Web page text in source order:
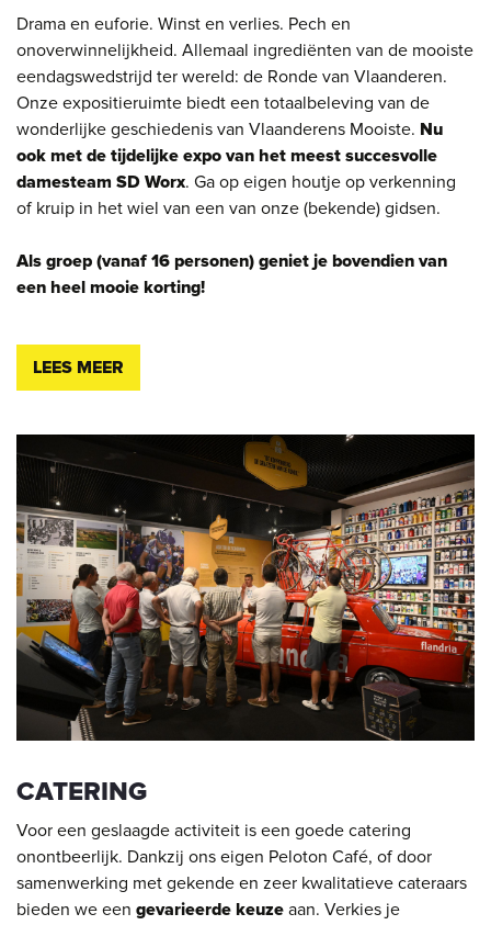
Drama en euforie. Winst en verlies. Pech en
onoverwinnelijkheid. Allemaal ingrediënten van de mooiste
eendagswedstrijd ter wereld: de Ronde van Vlaanderen.
Onze expositieruimte biedt een totaalbeleving van de
wonderlijke geschiedenis van Vlaanderens Mooiste. Nu
ook met de tijdelijke expo van het meest succesvolle
damesteam SD Worx. Ga op eigen houtje op verkenning
of kruip in het wiel van een van onze (bekende) gidsen.
Als groep (vanaf 16 personen) geniet je bovendien van
een heel mooie korting!
LEES MEER
CATERING
Voor een geslaagde activiteit is een goede catering
onontbeerlijk. Dankzij ons eigen Peloton Café, of door
samenwerking met gekende en zeer kwalitatieve cateraars
bieden we een gevarieerde keuze aan. Verkies je